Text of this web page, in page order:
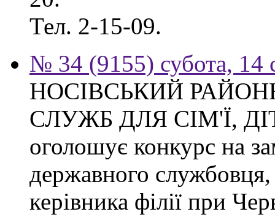
Тел. 2-15-09.
№ 34 (9155) субота, 14
НОСІВСЬКИЙ
СЛУЖБ ДЛЯ СІМ'Ї,
оголошує конкурс на
державного службовця,
керівника філії при